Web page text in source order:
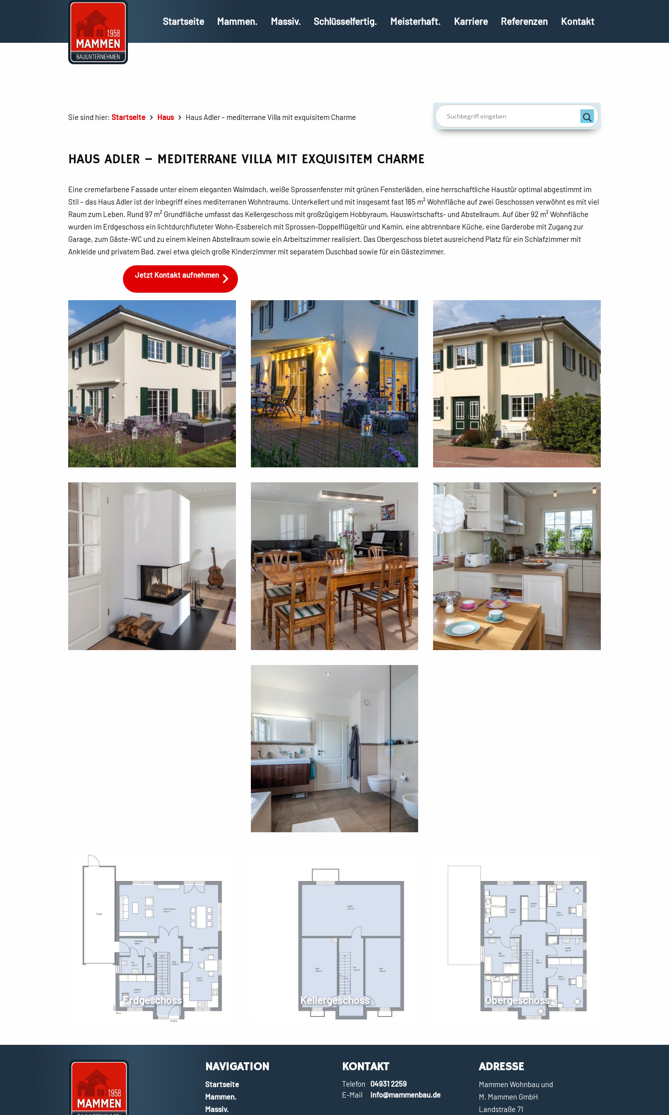
Startseite Mammen. Massiv. Schlüsselfertig. Meisterhaft. Karriere Referenzen Kontakt
Sie sind hier: Startseite Haus Haus Adler – mediterrane Villa mit exquisitem Charme
HAUS ADLER – MEDITERRANE VILLA MIT EXQUISITEM CHARME
Eine cremefarbene Fassade unter einem eleganten Walmdach, weiße Sprossenfenster mit grünen Fensterläden, eine herrschaftliche Haustür optimal abgestimmt im
Stil – das Haus Adler ist der Inbegriff eines mediterranen Wohntraums. Unterkellert und mit insgesamt fast 185 m² Wohnfläche auf zwei Geschossen verwöhnt es mit viel
Raum zum Leben. Rund 97 m² Grundfläche umfasst das Kellergeschoss mit großzügigem Hobbyraum, Hauswirtschafts- und Abstellraum. Auf über 92 m² Wohnfläche
wurden im Erdgeschoss ein lichtdurchfluteter Wohn-Essbereich mit Sprossen-Doppelflügeltür und Kamin, eine abtrennbare Küche, eine Garderobe mit Zugang zur
Garage, zum Gäste-WC und zu einem kleinen Abstellraum sowie ein Arbeitszimmer realisiert. Das Obergeschoss bietet ausreichend Platz für ein Schlafzimmer mit
Ankleide und privatem Bad, zwei etwa gleich große Kinderzimmer mit separatem Duschbad sowie für ein Gästezimmer.
Jetzt Kontakt aufnehmen
Erdgeschoss Kellergeschoss Obergeschoss
NAVIGATION
Startseite
Mammen.
Massiv.
KONTAKT
Telefon
04931 2259
E-Mail
info@mammenbau.de
ADRESSE
Mammen Wohnbau und
M. Mammen GmbH
Landstraße 71